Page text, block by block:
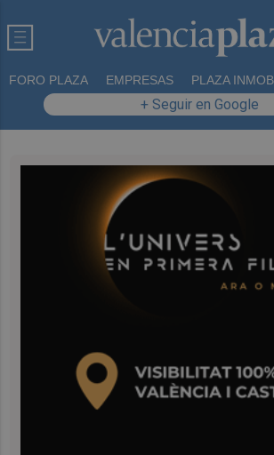
FORO PLAZA EMPRESAS PLAZA
+ Seguir en Google